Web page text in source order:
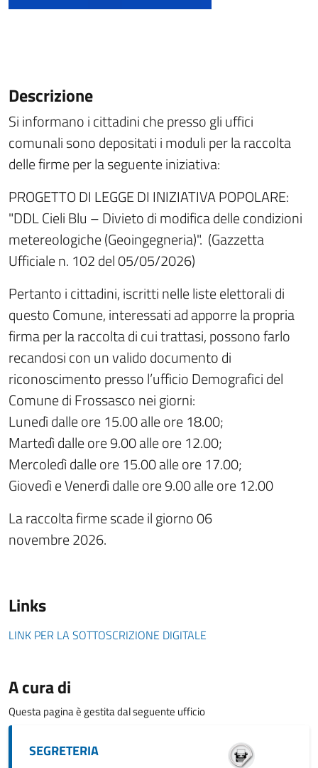
Descrizione
Si informano i cittadini che presso gli uffici
comunali sono depositati i moduli per la raccolta
delle firme per la seguente iniziativa:
PROGETTO DI LEGGE DI INIZIATIVA POPOLARE:
"DDL Cieli Blu – Divieto di modifica delle condizioni
metereologiche (Geoingegneria)". (Gazzetta
Ufficiale n. 102 del 05/05/2026)
Pertanto i cittadini, iscritti nelle liste elettorali di
questo Comune, interessati ad apporre la propria
firma per la raccolta di cui trattasi, possono farlo
recandosi con un valido documento di
riconoscimento presso l’ufficio Demografici del
Comune di Frossasco nei giorni:
Lunedì dalle ore 15.00 alle ore 18.00;
Martedì dalle ore 9.00 alle ore 12.00;
Mercoledì dalle ore 15.00 alle ore 17.00;
Giovedì e Venerdì dalle ore 9.00 alle ore 12.00
La raccolta firme scade il giorno 06
novembre 2026.
Links
LINK PER LA SOTTOSCRIZIONE DIGITALE
A cura di
Questa pagina è gestita dal seguente ufficio
SEGRETERIA